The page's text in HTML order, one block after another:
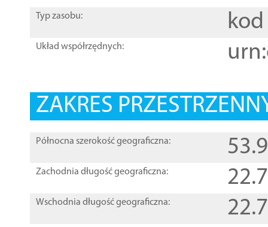
Typ zasobu: kod
Układ współrzędnych:
ZAKRES
Północna szerokość geograficzna:
Zachodnia długość geograficzna:
Wschodnia długość geograficzna: